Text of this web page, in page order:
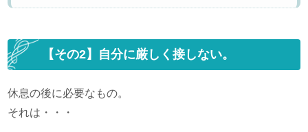
【その2】自分に厳しく接しない。
休息の後に必要なもの。
それは・・・